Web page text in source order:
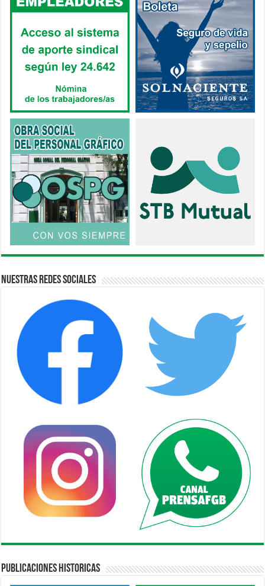
Nuestras Redes Sociales
Publicaciones Historicas